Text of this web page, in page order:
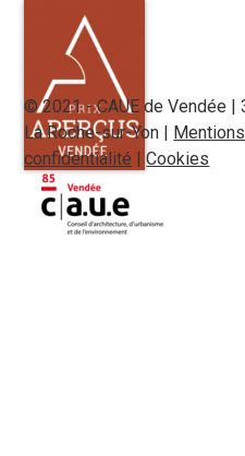
© 2021 - CAUE de Vendée |
La Roche-sur-Yon |
confidentialité |Cookies